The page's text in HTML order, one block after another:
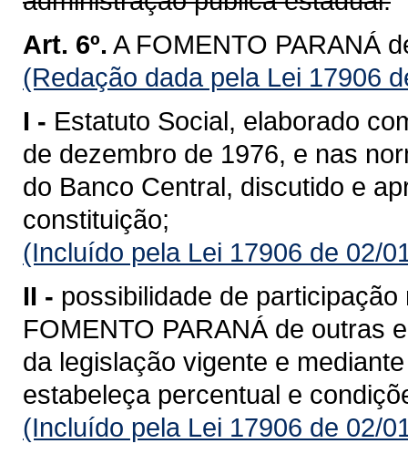
Art. 6º. A FOMENTO PARANÁ
(Redação dada pela Lei 17906
I - Estatuto Social, elaborado
de dezembro de 1976, e nas
do Banco Central, discutido e
constituição;
(Incluído pela Lei 17906 de 02/
II - possibilidade de
FOMENTO PARANÁ de outras
da legislação vigente e
estabeleça percentual e
(Incluído pela Lei 17906 de 02/